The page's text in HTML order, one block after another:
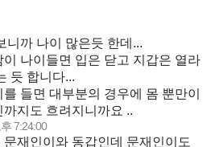
니까 나이 많은듯 한데...
이 나이들면 입은 닫고 지갑은 열라
듯 합니다...
들면 대부분의 경우에 몸 뿐만이
까지도 흐려지니까요 ..
7:24:00
문재인이와 동갑인데 문재인이도